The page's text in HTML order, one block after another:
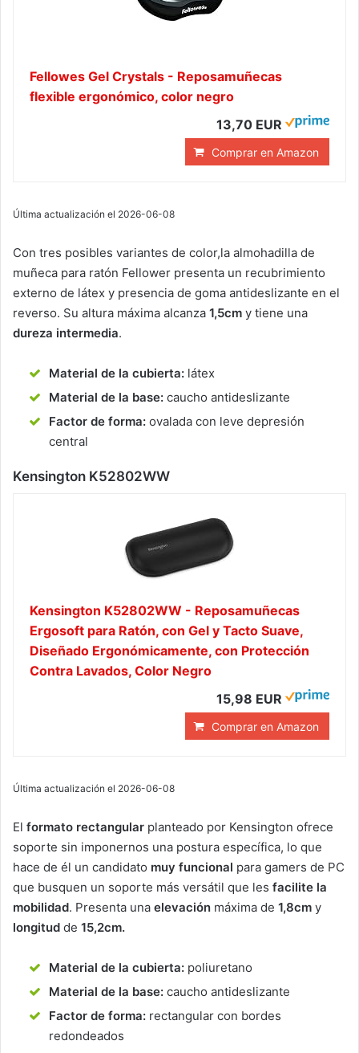
Fellowes Gel Crystals - Reposamuñecas
flexible ergonómico, color negro
13,70 EUR
Comprar en Amazon
Última actualización el 2026-06-08
Con tres posibles variantes de color,la almohadilla de
muñeca para ratón Fellower presenta un recubrimiento
externo de látex y presencia de goma antideslizante en el
reverso. Su altura máxima alcanza 1,5cm y tiene una
dureza intermedia.
Material de la cubierta: látex
Material de la base: caucho antideslizante
Factor de forma: ovalada con leve depresión
central
Kensington K52802WW
Kensington K52802WW - Reposamuñecas
Ergosoft para Ratón, con Gel y Tacto Suave,
Diseñado Ergonómicamente, con Protección
Contra Lavados, Color Negro
15,98 EUR
Comprar en Amazon
Última actualización el 2026-06-08
El formato rectangular planteado por Kensington ofrece
soporte sin imponernos una postura específica, lo que
hace de él un candidato muy funcional para gamers de PC
que busquen un soporte más versátil que les facilite la
mobilidad. Presenta una elevación máxima de 1,8cm y
longitud de 15,2cm.
Material de la cubierta: poliuretano
Material de la base: caucho antideslizante
Factor de forma: rectangular con bordes
redondeados